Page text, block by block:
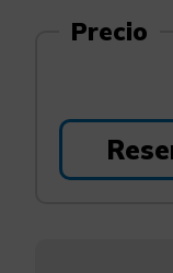
Precio